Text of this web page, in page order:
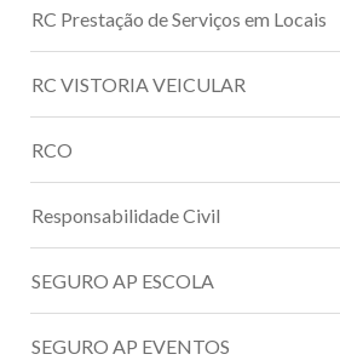
RC Prestação de Serviços em Locais
RC VISTORIA VEICULAR
RCO
Responsabilidade Civil
SEGURO AP ESCOLA
SEGURO AP EVENTOS